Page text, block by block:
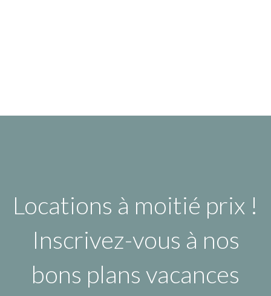
Locations à moitié prix !
Inscrivez-vous à nos
bons plans vacances